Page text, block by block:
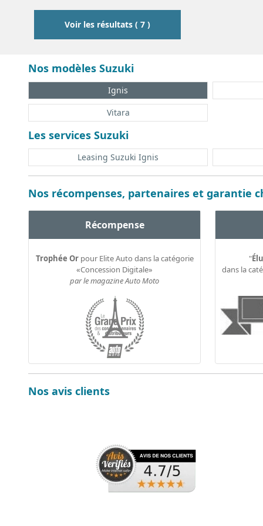
Voir les résultats ( 7 )
Nos modèles Suzuki
Ignis
Vitara
Les services Suzuki
Leasing Suzuki Ignis
Nos récompenses, partenaires et garantie
Récompense
Trophée Orpour Elite Auto dans la catégorie
«Concession Digitale»
par le magazine Auto Moto
"
dans la
Nos avis clients